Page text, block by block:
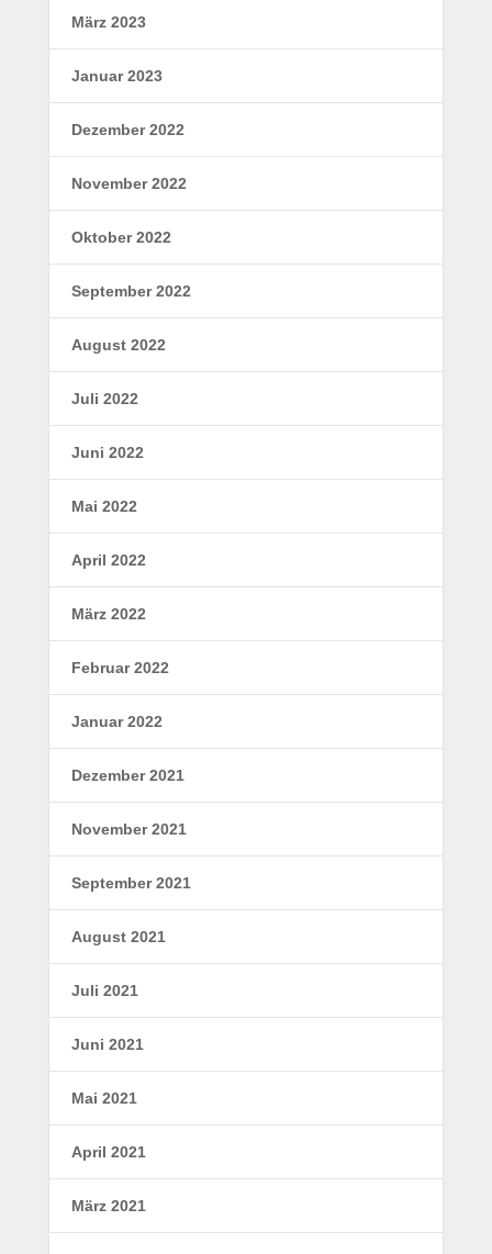
März 2023
Januar 2023
Dezember 2022
November 2022
Oktober 2022
September 2022
August 2022
Juli 2022
Juni 2022
Mai 2022
April 2022
März 2022
Februar 2022
Januar 2022
Dezember 2021
November 2021
September 2021
August 2021
Juli 2021
Juni 2021
Mai 2021
April 2021
März 2021